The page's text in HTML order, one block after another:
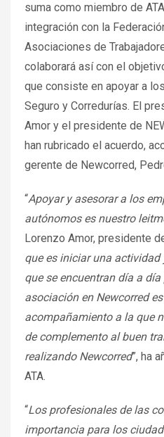
suma como miembro de
integración con la
Asociaciones de
colaborará así con el
que consiste en apoyar a
Seguro y Corredurías. El
Amor y el presidente de
han rubricado el acuerdo,
gerente de Newcorred,
“Apoyar y asesorar a los
autónomos es nuestro
Lorenzo Amor, presidente
que es iniciar una
que se encuentran día a
asociación en Newcorred
acompañamiento a la que
de complemento al buen
realizando Newcorred”, ha
ATA.
“Los profesionales de las
importancia para los